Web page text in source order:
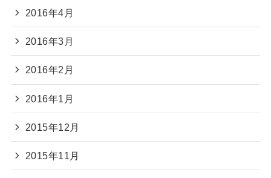
2016年4月
2016年3月
2016年2月
2016年1月
2015年12月
2015年11月